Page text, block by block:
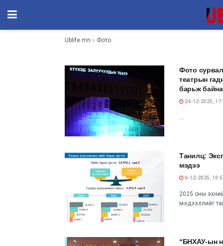
Ublife.mn » Фото
Фото
театрын
барьж байна
24-12-2025,
...
Танилц:
мэдээ
6-12-2025,
2025 оны
мэдээллийг
“БНХАУ-ын